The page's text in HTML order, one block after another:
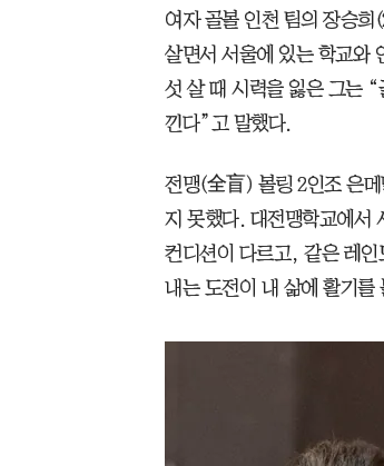
여자 골볼 인천 팀의 장승희
살면서 서울에 있는 학교와
섯 살 때 시력을 잃은 그는
낀다”고 말했다.
전맹(全盲) 볼링 2인조 은
지 못했다. 대전맹학교에서
컨디션이 다르고, 같은 레
내는 도전이 내 삶에 활기를